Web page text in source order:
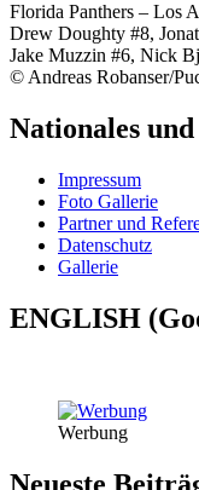
Florida Panthers – Los
Drew Doughty #8,
Jake Muzzin #6, Nick
© Andreas Robanser/
Nationales
Impressum
Foto Gallerie
Partner und
Datenschutz
Gallerie
ENGLISH
Werbung